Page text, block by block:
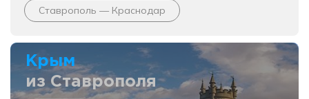
Ставрополь — Краснодар
Крым
из Ставрополя